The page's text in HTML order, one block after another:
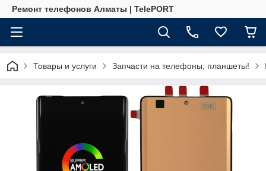
Ремонт телефонов Алматы | TelePORT
Товары и услуги Запчасти на телефоны, планшеты!